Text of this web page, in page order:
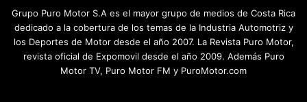
Grupo Puro Motor S.A es el mayor grupo de medios de Costa Rica
dedicado a la cobertura de los temas de la Industria Automotriz y
los Deportes de Motor desde el año 2007. La Revista Puro Motor,
revista oficial de Expomovil desde el año 2009. Además Puro
Motor TV, Puro Motor FM y PuroMotor.com